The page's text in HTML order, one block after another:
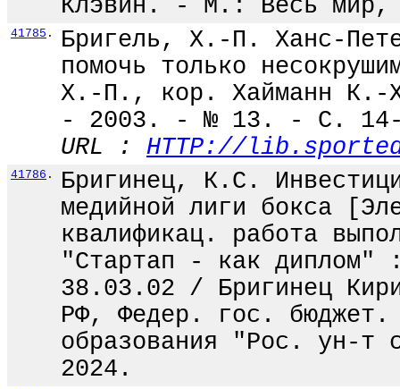
Клэвин. - М.: Весь
41785 .
Бригель, Х.-П. Ханс-
помочь только
Х.-П., кор. Хайманн К.-
- 2003. - № 13. - С.
URL : HTTP://
41786 .
Бригинец, К.С.
медийной лиги бокса
квалификац. работа
"Стартап - как диплом"
38.03.02 / Бригинец
РФ, Федер. гос. бюджет.
образования "Рос. ун-
2024.